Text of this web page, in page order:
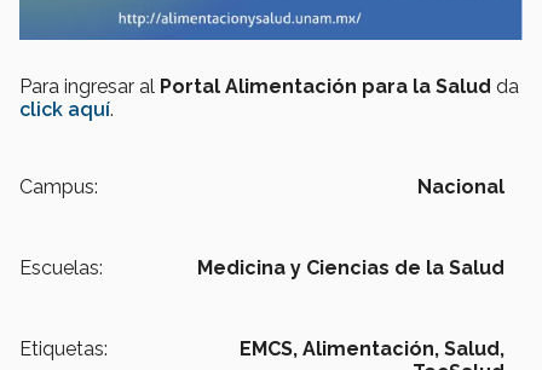
Para ingresar al Portal Alimentación para la Salud da
click aquí.
Campus: Nacional
Escuelas: Medicina y Ciencias de la Salud
Etiquetas: EMCS, Alimentación, Salud,